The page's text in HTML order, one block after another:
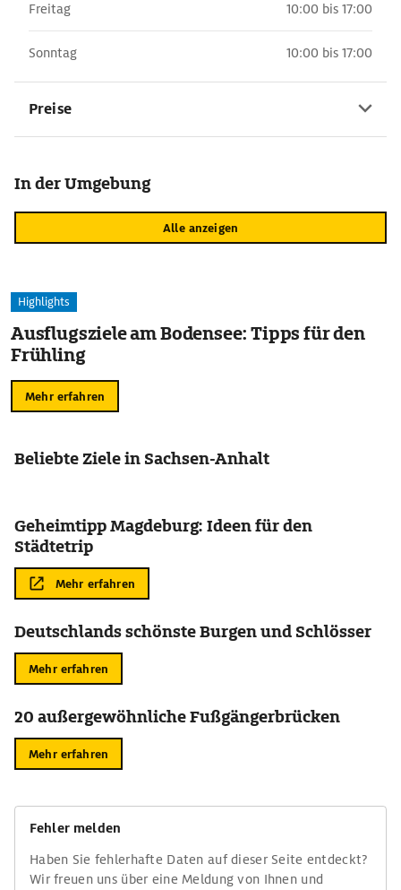
Freitag 10:00 bis 17:00
Sonntag 10:00 bis 17:00
Preise
In der Umgebung
Alle anzeigen
Highlights
Ausflugsziele am Bodensee: Tipps für den
Frühling
Mehr erfahren
Beliebte Ziele in Sachsen-Anhalt
Geheimtipp Magdeburg: Ideen für den
Städtetrip
Mehr erfahren
Deutschlands schönste Burgen und Schlösser
Mehr erfahren
20 außergewöhnliche Fußgängerbrücken
Mehr erfahren
Fehler melden
Haben Sie fehlerhafte Daten auf dieser Seite entdeckt?
Wir freuen uns über eine Meldung von Ihnen und